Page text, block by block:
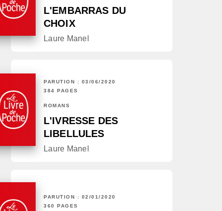
L'EMBARRAS DU
CHOIX
Laure Manel
PARUTION : 03/06/2020
384 PAGES
ROMANS
L'IVRESSE DES
LIBELLULES
Laure Manel
PARUTION : 02/01/2020
360 PAGES